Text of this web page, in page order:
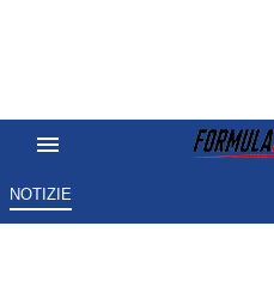
NOTIZIE